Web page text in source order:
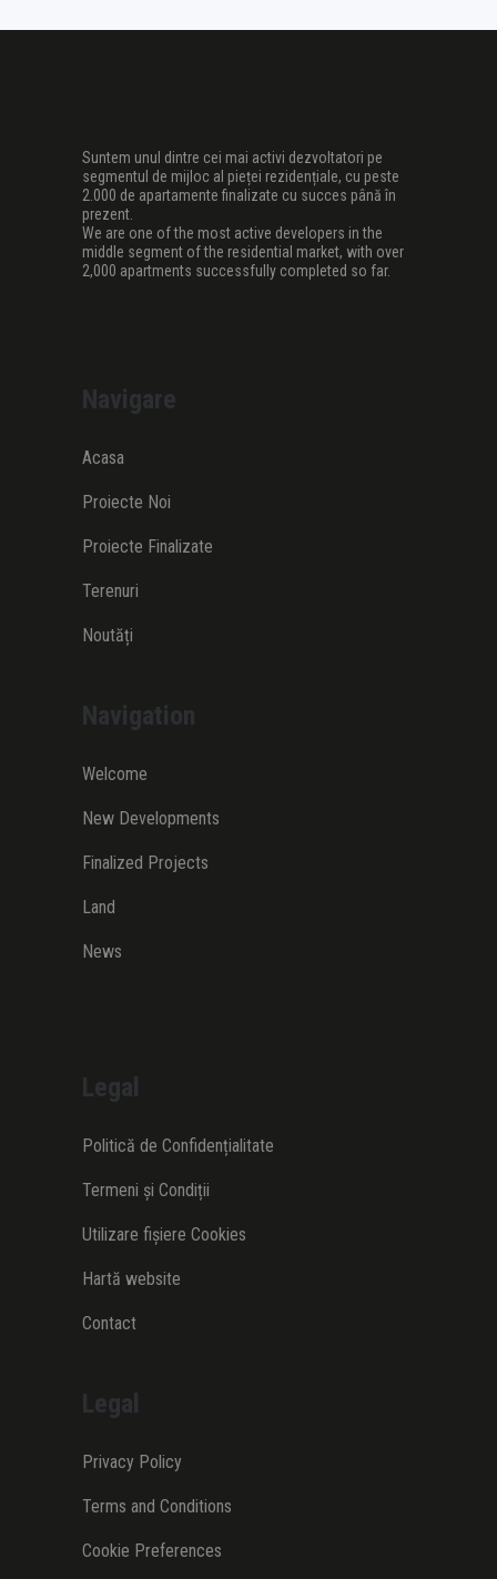
Suntem unul dintre cei mai activi dezvoltatori pe
segmentul de mijloc al pieței rezidențiale, cu peste
2.000 de apartamente finalizate cu succes până în
prezent.
We are one of the most active developers in the
middle segment of the residential market, with over
2,000 apartments successfully completed so far.
Navigare
Acasa
Proiecte Noi
Proiecte Finalizate
Terenuri
Noutăți
Navigation
Welcome
New Developments
Finalized Projects
Land
News
Legal
Politică de Confidențialitate
Termeni și Condiții
Utilizare fișiere Cookies
Hartă website
Contact
Legal
Privacy Policy
Terms and Conditions
Cookie Preferences